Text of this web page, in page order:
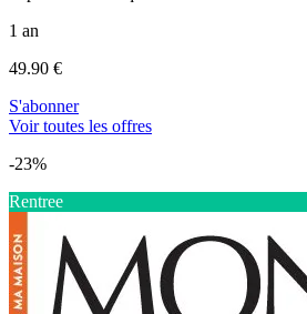
1 an
49.90 €
S'abonner
Voir toutes les offres
-23%
Rentree